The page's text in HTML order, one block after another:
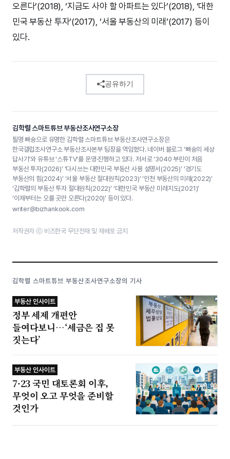
오른다’(2018), ‘지금도 사야 할 아파트는 있다’(2018), ‘대한
민국 부동산 투자’(2017), ‘서울 부동산의 미래’(2017) 등이
있다.
공유하기
김학렬 스마트튜브 부동산조사연구소장
필명 빠숑으로 유명한 김학렬 스마트튜브 부동산조사연구소장은
한국갤럽조사연구소 부동산조사본부 팀장을 역임했다. 네이버 블로그 ‘빠숑의 세상
답사기’와 유튜브 ‘스튜TV’를 운영·진행하고 있다. 저서로 ‘3040 부린이 처음
부동산 투자(2026)’ ‘다시쓰는 대한민국 부동산 사용 설명서(2025)’ ‘경기도
부동산의 힘(2024)’ ‘서울 부동산 절대원칙(2023)’ ‘인천 부동산의 미래(2022)’
‘김학렬의 부동산 투자 절대원칙(2022)’ ‘대한민국 부동산 미래지도(2021)’
‘이제부터는 오를 곳만 오른다(2020)’ 등이 있다.
writer@bizhankook.com
저작권자 ⓒ 비즈한국 무단전재 및 재배포 금지
김학렬 스마트튜브 부동산조사연구소장의 기사
부동산 인사이트
정부 세제 개편안
들여다보니…‘세금은 집 못
짓는다’
부동산 인사이트
7·23 국민 대토론회 이후,
무엇이 오고 무엇을 준비할
것인가